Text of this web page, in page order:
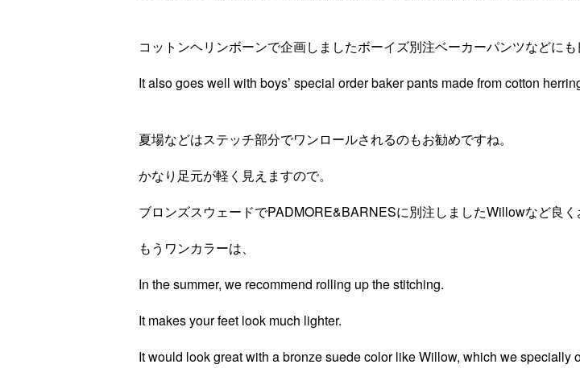
コットンヘリンボーンで企画しましたボーイズ別注ベーカーパンツなどにも
It also goes well with boys’ special order baker pants made from cotton
夏場などはステッチ部分でワンロールされるのもお勧めですね。
かなり足元が軽く見えますので。
ブロンズスウェードでPADMORE&BARNESに別注しましたWillowなど良く
もうワンカラーは、
In the summer, we recommend rolling up the stitching.
It makes your feet look much lighter.
It would look great with a bronze suede color like Willow, which we specially